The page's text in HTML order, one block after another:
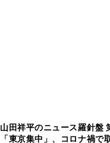
山田祥平のニュース羅針盤
「東京集中」、コロナ禍で